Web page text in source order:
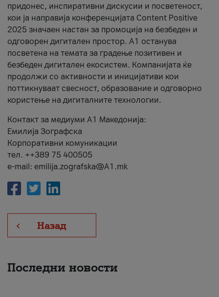
придонес, инспиративни дискусии и посветеност,
кои ја направија конференцијата Content Positive
2025 значаен настан за промоција на безбеден и
одговорен дигитален простор. А1 останува
посветена на темата за градење позитивен и
безбеден дигитален екосистем. Компанијата ќе
продолжи со активности и иницијативи кои
поттикнуваат свесност, образование и одговорно
користење на дигиталните технологии.
Контакт за медиуми А1 Македонија:
Емилија Зографска
Корпоративни комуникации
тел. ++389 75 400505
e-mail: emilija.zografska@A1.mk
Назад
Последни новости